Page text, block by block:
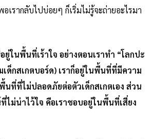
อเรากลับไปบ่อยๆ ก็เริ่มไม่รู้จะถ่ายอะไรมา
ยู่ในพื้นที่เร้าใจ อย่างตอนเราทำ “โลกปะ
ด็กสเกตบอร์ด) เราก็อยู่ในพื้นที่ที่มีความ
นที่ที่ไม่ปลอดภัยต่อตัวเด็กสเกตเอง ส่วน
ไม่น่าไว้ใจ คือเราชอบอยู่ในพื้นที่เสี่ยง